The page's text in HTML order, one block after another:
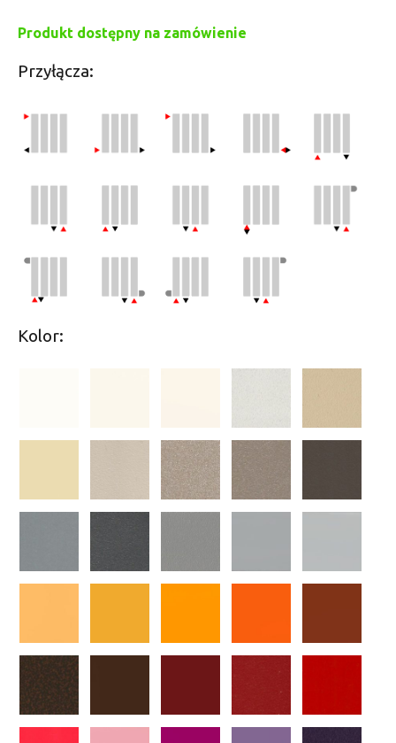
Produkt dostępny na zamówienie
Przyłącza:
Kolor: